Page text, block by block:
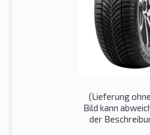
(Lieferung
Bild kann
der